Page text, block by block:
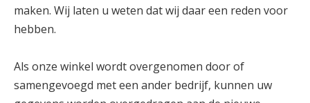
maken. Wij laten u weten dat wij daar een reden voor
hebben.
Als onze winkel wordt overgenomen door of
samengevoegd met een ander bedrijf, kunnen uw